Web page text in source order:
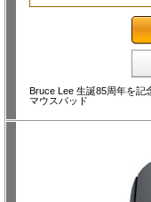
Bruce Lee 生誕85周年を記
マウスパッド